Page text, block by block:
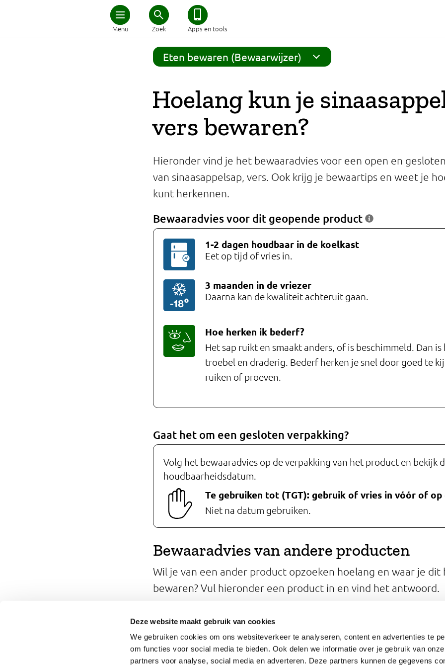
Deze website maakt gebruik van cookies
We gebruiken cookies om ons websiteverkeer te analyseren, content en advertenties te
om functies voor social media te bieden. Ook delen we informatie over je gebruik van
partners voor analyse, social media en adverteren. Deze partners kunnen de gegevens
Menu Zoek Apps en tools
Home
Schijf van Vijf
Afvallen
Zwanger en kind
Duurzaam eten
Veilig eten
Professionals
Eetomgevingen
Eten bewaren (Bewaarwijzer)
Hoelang kun je
vers bewaren?
Hieronder vind je het bewaaradvies voor een open en
van sinaasappelsap, vers. Ook krijg je bewaartips en weet je
kunt herkennen.
Bewaaradvies voor dit geopende product
1-2 dagen houdbaar in de koelkast
Eet op tijd of vries in.
3 maanden in de vriezer
Daarna kan de kwaliteit achteruit gaan.
Hoe herken ik bederf?
Het sap ruikt en smaakt anders, of is beschimmeld. Dan is
troebel en draderig. Bederf herken je snel door goed te
ruiken of proeven.
Gaat het om een gesloten verpakking?
Volg het bewaaradvies op de verpakking van het product en bekijk
houdbaarheidsdatum.
Te gebruiken tot (TGT): gebruik of vries in vóór of op
Niet na datum gebruiken.
Bewaaradvies van andere producten
Wil je van een ander product opzoeken hoelang en waar je
bewaren? Vul hieronder een product in en vind het antwoord.
Hoelang kun je een geopend product bewaren?